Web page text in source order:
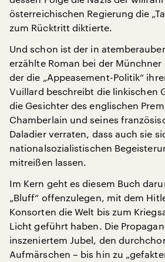
österreichischen Regierung die
zum Rücktritt diktierte.
Und schon ist der in
erzählte Roman bei der Münchner
der die „Appeasement-Politik“
Vuillard beschreibt die linkischen
die Gesichter des englischen
Chamberlain und seines
Daladier verraten, dass auch sie
nationalsozialistischen
mitreißen lassen.
Im Kern geht es diesem Buch
„Bluff“ offenzulegen, mit dem
Konsorten die Welt bis zum
Licht geführt haben. Die
inszeniertem Jubel, den
Aufmärschen – bis hin zu